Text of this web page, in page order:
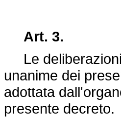
Art. 3.
Le deliberazioni
unanime dei
adottata
presente decreto.